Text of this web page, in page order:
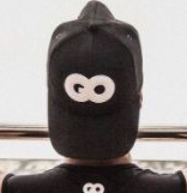
Crossfit
MOTIVATION